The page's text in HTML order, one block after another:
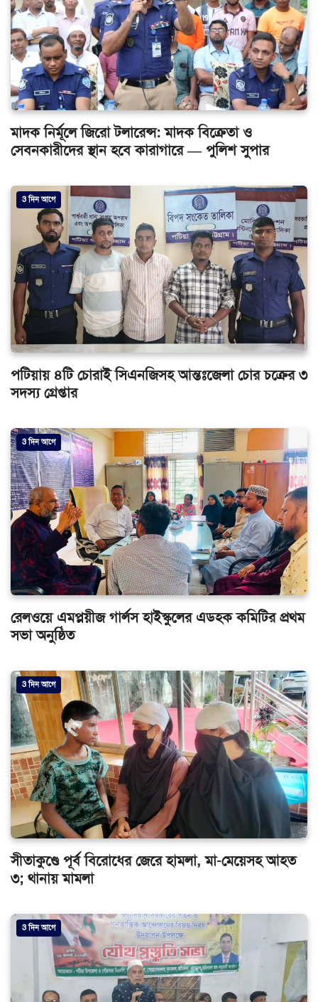
মাদক নির্মূলে জিরো টলারেন্স: মাদক বিক্রেতা ও
সেবনকারীদের স্থান হবে কারাগারে — পুলিশ সুপার
3 দিন আগে
পটিয়ায় ৪টি চোরাই সিএনজিসহ আন্তঃজেলা চোর চক্রের ৩
সদস্য গ্রেপ্তার
3 দিন আগে
রেলওয়ে এমপ্লয়ীজ গার্লস হাইস্কুলের এডহক কমিটির প্রথম
সভা অনুষ্ঠিত
3 দিন আগে
সীতাকুণ্ডে পূর্ব বিরোধের জেরে হামলা, মা-মেয়েসহ আহত
৩; থানায় মামলা
3 দিন আগে